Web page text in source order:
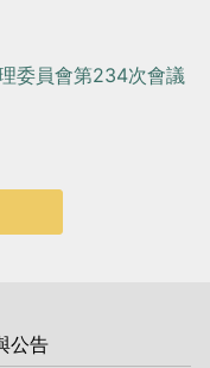
委員會第234次會議
公告